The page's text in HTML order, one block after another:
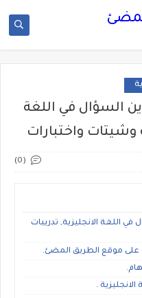
السؤال في اللغة
وشيتات واختبارات
(0)
اللغة الانجليزية, تدريبات
على موقع الطريق المضئ.
.